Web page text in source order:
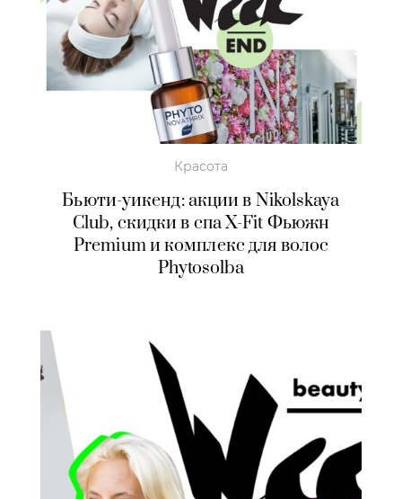
Красота
Бьюти-уикенд: акции в Nikolskaya
Club, скидки в спа X-Fit Фьюжн
Premium и комплекс для волос
Phytosolba